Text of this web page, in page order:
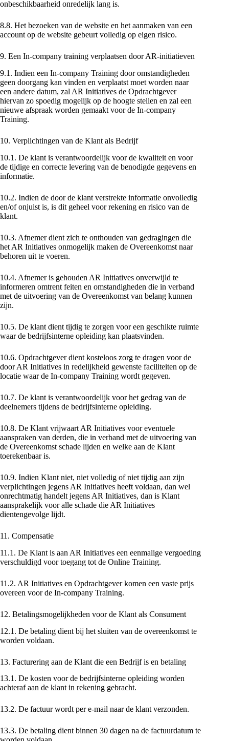
onbeschikbaarheid onredelijk lang is.
8.8. Het bezoeken van de website en het aanmaken van een
account op de website gebeurt volledig op eigen risico.
9. Een In-company training verplaatsen door AR-initiatieven
9.1. Indien een In-company Training door omstandigheden
geen doorgang kan vinden en verplaatst moet worden naar
een andere datum, zal AR Initiatives de Opdrachtgever
hiervan zo spoedig mogelijk op de hoogte stellen en zal een
nieuwe afspraak worden gemaakt voor de In-company
Training.
10. Verplichtingen van de Klant als Bedrijf
10.1. De klant is verantwoordelijk voor de kwaliteit en voor
de tijdige en correcte levering van de benodigde gegevens en
informatie.
10.2. Indien de door de klant verstrekte informatie onvolledig
en/of onjuist is, is dit geheel voor rekening en risico van de
klant.
10.3. Afnemer dient zich te onthouden van gedragingen die
het AR Initiatives onmogelijk maken de Overeenkomst naar
behoren uit te voeren.
10.4. Afnemer is gehouden AR Initiatives onverwijld te
informeren omtrent feiten en omstandigheden die in verband
met de uitvoering van de Overeenkomst van belang kunnen
zijn.
10.5. De klant dient tijdig te zorgen voor een geschikte ruimte
waar de bedrijfsinterne opleiding kan plaatsvinden.
10.6. Opdrachtgever dient kosteloos zorg te dragen voor de
door AR Initiatives in redelijkheid gewenste faciliteiten op de
locatie waar de In-company Training wordt gegeven.
10.7. De klant is verantwoordelijk voor het gedrag van de
deelnemers tijdens de bedrijfsinterne opleiding.
10.8. De Klant vrijwaart AR Initiatives voor eventuele
aanspraken van derden, die in verband met de uitvoering van
de Overeenkomst schade lijden en welke aan de Klant
toerekenbaar is.
10.9. Indien Klant niet, niet volledig of niet tijdig aan zijn
verplichtingen jegens AR Initiatives heeft voldaan, dan wel
onrechtmatig handelt jegens AR Initiatives, dan is Klant
aansprakelijk voor alle schade die AR Initiatives
dientengevolge lijdt.
11. Compensatie
11.1. De Klant is aan AR Initiatives een eenmalige vergoeding
verschuldigd voor toegang tot de Online Training.
11.2. AR Initiatives en Opdrachtgever komen een vaste prijs
overeen voor de In-company Training.
12. Betalingsmogelijkheden voor de Klant als Consument
12.1. De betaling dient bij het sluiten van de overeenkomst te
worden voldaan.
13. Facturering aan de Klant die een Bedrijf is en betaling
13.1. De kosten voor de bedrijfsinterne opleiding worden
achteraf aan de klant in rekening gebracht.
13.2. De factuur wordt per e-mail naar de klant verzonden.
13.3. De betaling dient binnen 30 dagen na de factuurdatum te